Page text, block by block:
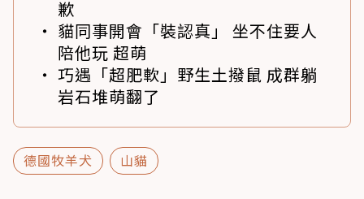
歉
貓同事開會「裝認真」 坐不住要人
陪他玩 超萌
巧遇「超肥軟」野生土撥鼠 成群躺
岩石堆萌翻了
德國牧羊犬 山貓